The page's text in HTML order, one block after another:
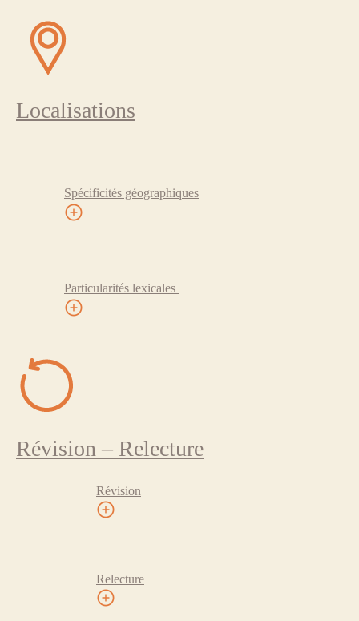
Localisations
Spécificités géographiques
Particularités lexicales
Révision – Relecture
Révision
Relecture